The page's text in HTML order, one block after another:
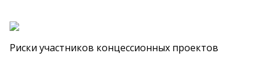
Риски участников концессионных проектов